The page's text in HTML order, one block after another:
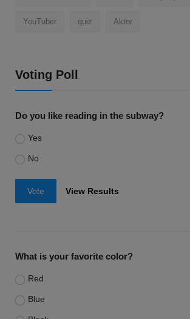
YouTuber quiz Aktor
Voting Poll
Do you like reading in the subway?
Yes
No
Vote View Results
What is your favorite color?
Red
Blue